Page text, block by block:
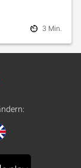
3 Min.